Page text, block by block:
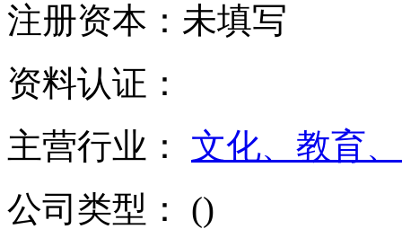
注册资本：未填写
资料认证：
主营行业： 文化、教育
公司类型： ()